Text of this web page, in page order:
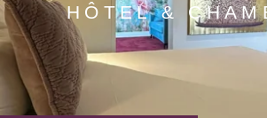
HÔTEL &
44 chambres. Alliance